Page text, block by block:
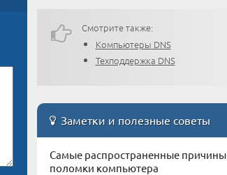
Смотрите также:
Компьютеры DNS
Техподдержка DNS
Заметки и полезные советы
Самые распространенные причины
поломки компьютера